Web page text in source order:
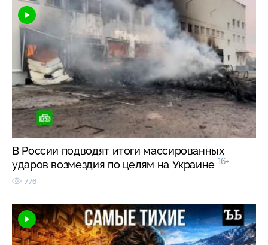
В России подводят итоги массированных
ударов возмездия по целям на Украине 16+
776